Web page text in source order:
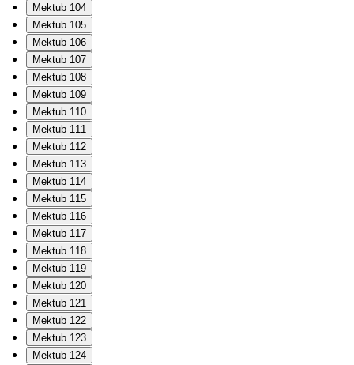
Mektub 104
Mektub 105
Mektub 106
Mektub 107
Mektub 108
Mektub 109
Mektub 110
Mektub 111
Mektub 112
Mektub 113
Mektub 114
Mektub 115
Mektub 116
Mektub 117
Mektub 118
Mektub 119
Mektub 120
Mektub 121
Mektub 122
Mektub 123
Mektub 124